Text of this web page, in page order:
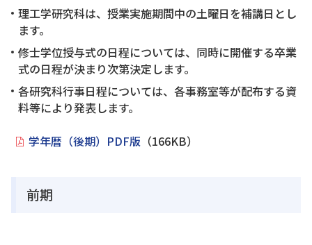
理工学研究科は、授業実施期間中の土曜日を補講日とし
ます。
修士学位授与式の日程については、同時に開催する卒業
式の日程が決まり次第決定します。
各研究科行事日程については、各事務室等が配布する資
料等により発表します。
学年暦（後期）PDF版 （166KB）
前期